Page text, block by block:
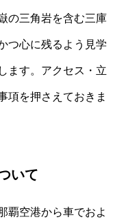
の三角岩を含む三庫
つ心に残るよう見学
ます。アクセス・立
項を押さえておきま
いて
覇空港から車でおよ